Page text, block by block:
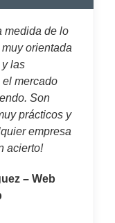
medida de lo
orientada
las
mercado
Son
prácticos y
empresa
acierto!
– Web